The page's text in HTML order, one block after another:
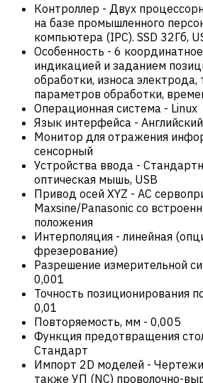
Контроллер - Двух
на базе промышленного
компьютера (IPC). SSD 32Гб,
Особенность - 6
индикацией и заданием
обработки, износа
параметров обработки,
Операционная система - Linux
Язык интерфейса -
Монитор для отражения
сенсорный
Устройства ввода -
оптическая мышь, USB
Привод осей XYZ - AC
Maxsine/Panasonic со
положения
Интерполяция - линейная
фрезерование)
Разрешение измерительной
0,001
Точность позиционирования
0,01
Повторяемость, мм - 0,005
Функция предотвращения
Стандарт
Импорт 2D моделей -
также УП (NC) проволочно-